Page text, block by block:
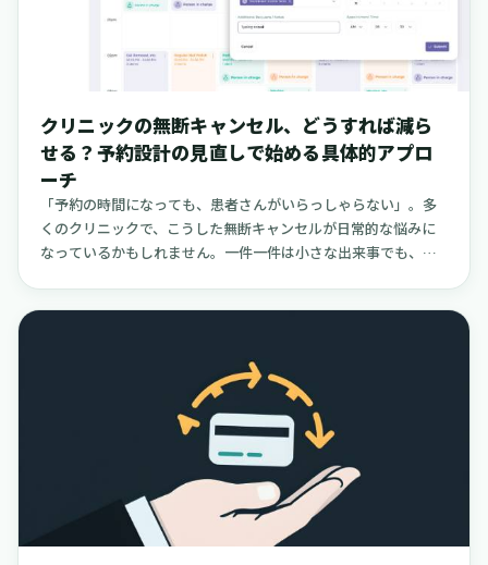
で伝える」という点に特化して、具体的な構成のテンプレー
ト、言い回しの工夫、すぐに実践できる収録のポイントを解説
します。また、実際に公開されている小規模な医療機関の事例
や、そのまま使える台本も用意しました。採用ページの整備や
は、現場の導線設計と合わせて応募管理システム「クーラ」の
導入も一つの方法です。この記事が、貴院の採用活動の一助と
なれば幸いです。
クリニックの無断キャンセル、どうすれば減ら
せる？予約設計の見直しで始める具体的アプロ
ーチ
「予約の時間になっても、患者さんがいらっしゃらない」。多
くのクリニックで、こうした無断キャンセルが日常的な悩みに
なっているかもしれません。一件一件は小さな出来事でも、積
以上に大きいものです。この問題を、単に患者さんの「マナ
ー」の問題として捉えるだけでは、なかなか解決は難しいかも
しれません。そこでこの記事では、無断キャンセルを感情的に
捉えるのではなく、予約の仕組み、つまり「設計」を見直すこ
とで、自然と減らしていくための具体的な方法を考えてみたい
と思います。中心となるのは、「事前決済（前払い）」、「デ
ポジット（予約金）」、そして「同意チェック（キャンセル規
定の明示）」という3つの考え方です。